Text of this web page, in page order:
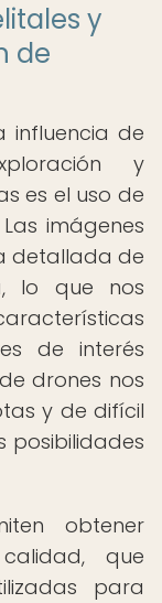
y
de
influencia de
y
es el uso de
imágenes
detallada de
lo que nos
de interés
drones nos
y de difícil
posibilidades
obtener
que
para